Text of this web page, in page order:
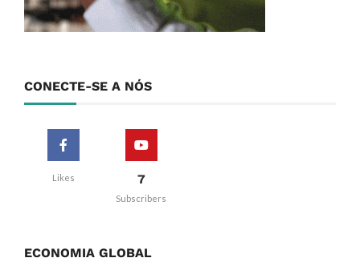
CONECTE-SE A NÓS
Likes 7
Subscribers
ECONOMIA GLOBAL